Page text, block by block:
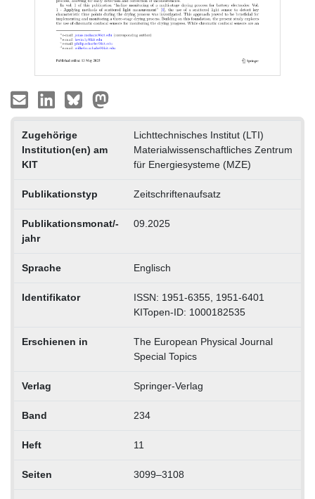
Zugehörige
Institution(en) am
KIT
Lichttechnisches Institut (LTI)
Materialwissenschaftliches Zentrum
für Energiesysteme (MZE)
Publikationstyp Zeitschriftenaufsatz
Publikationsmonat/-
jahr
09.2025
Sprache Englisch
Identifikator
ISSN: 1951-6355, 1951-6401
KITopen-ID: 1000182535
Erschienen in
The European Physical Journal
Special Topics
Verlag Springer-Verlag
Band 234
Heft 11
Seiten 3099–3108